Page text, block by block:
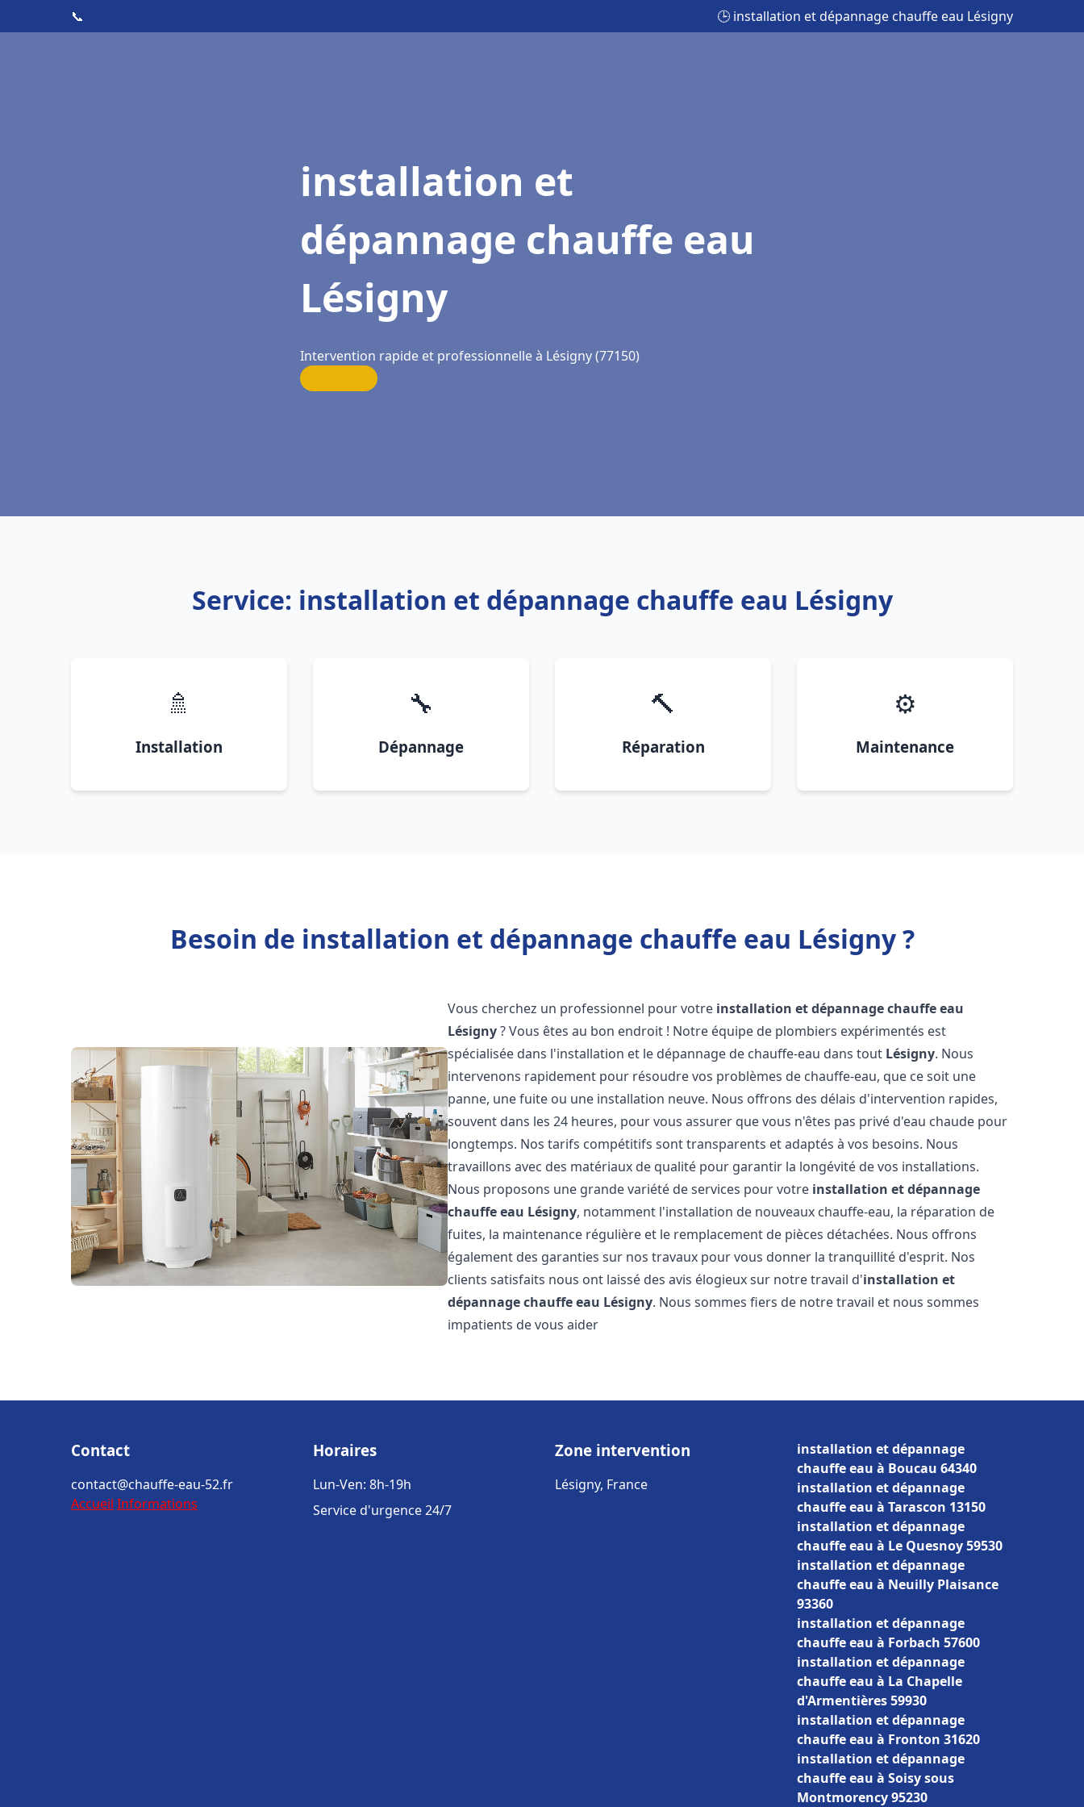
📞 🕒 installation et dépannage chauffe eau Lésigny
installation et
dépannage chauffe eau
Lésigny
Intervention rapide et professionnelle à Lésigny (77150)
Service: installation et dépannage chauffe eau Lésigny
🚿
Installation
🔧
Dépannage
🔨
Réparation
⚙️
Maintenance
Besoin de installation et dépannage chauffe eau Lésigny ?
Vous cherchez un professionnel pour votre installation et dépannage chauffe eau
Lésigny? Vous êtes au bon endroit ! Notre équipe de plombiers expérimentés est
spécialisée dans l'installation et le dépannage de chauffe-eau dans tout Lésigny. Nous
intervenons rapidement pour résoudre vos problèmes de chauffe-eau, que ce soit une
panne, une fuite ou une installation neuve. Nous offrons des délais d'intervention rapides,
souvent dans les 24 heures, pour vous assurer que vous n'êtes pas privé d'eau chaude pour
longtemps. Nos tarifs compétitifs sont transparents et adaptés à vos besoins. Nous
travaillons avec des matériaux de qualité pour garantir la longévité de vos installations.
Nous proposons une grande variété de services pour votre installation et dépannage
chauffe eau Lésigny, notamment l'installation de nouveaux chauffe-eau, la réparation de
fuites, la maintenance régulière et le remplacement de pièces détachées. Nous offrons
également des garanties sur nos travaux pour vous donner la tranquillité d'esprit. Nos
clients satisfaits nous ont laissé des avis élogieux sur notre travail d'installation et
dépannage chauffe eau Lésigny. Nous sommes fiers de notre travail et nous sommes
impatients de vous aider
Contact
contact@chauffe-eau-52.fr
Accueil Informations
Horaires
Lun-Ven: 8h-19h
Service d'urgence 24/7
Zone intervention
Lésigny, France
installation et dépannage
chauffe eau à Boucau 64340
installation et dépannage
chauffe eau à Tarascon 13150
installation et dépannage
chauffe eau à Le Quesnoy 59530
installation et dépannage
chauffe eau à Neuilly Plaisance
93360
installation et dépannage
chauffe eau à Forbach 57600
installation et dépannage
chauffe eau à La Chapelle
d'Armentières 59930
installation et dépannage
chauffe eau à Fronton 31620
installation et dépannage
chauffe eau à Soisy sous
Montmorency 95230